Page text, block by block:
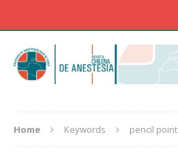
Home Keywords pencil